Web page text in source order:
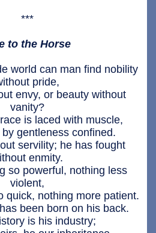
***
to the Horse
world can man find nobility
pride,
envy, or beauty without
vanity?
is laced with muscle,
gentleness confined.
servility; he has fought
enmity.
so powerful, nothing less
violent,
quick, nothing more patient.
been born on his back.
is his industry;